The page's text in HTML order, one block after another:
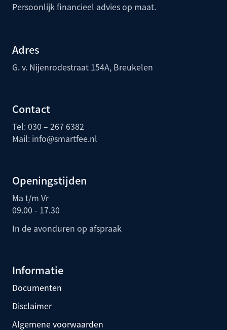
Persoonlijk financieel advies op maat.
Adres
G. v. Nijenrodestraat 154A, Breukelen
Contact
Tel: 030 – 267 6382
Mail: info@smartfee.nl
Openingstijden
Ma t/m Vr
09.00 - 17.30
In de avonduren op afspraak
Informatie
Documenten
Disclaimer
Algemene voorwaarden